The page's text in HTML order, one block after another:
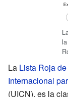
La Lista Roja
Internacional
(UICN), es la